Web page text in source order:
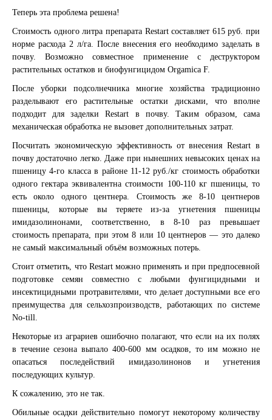
Теперь эта проблема решена!
Стоимость одного литра препарата Restart составляет 615 руб. при
норме расхода 2 л/га. После внесения его необходимо заделать в
почву. Возможно совместное применение с деструктором
растительных остатков и биофунгицидом Orgamica F.
После уборки подсолнечника многие хозяйства традиционно
разделывают его растительные остатки дисками, что вполне
подходит для заделки Restart в почву. Таким образом, сама
механическая обработка не вызовет дополнительных затрат.
Посчитать экономическую эффективность от внесения Restart в
почву достаточно легко. Даже при нынешних невысоких ценах на
пшеницу 4-го класса в районе 11-12 руб./кг стоимость обработки
одного гектара эквивалентна стоимости 100-110 кг пшеницы, то
есть около одного центнера. Стоимость же 8-10 центнеров
пшеницы, которые вы теряете из-за угнетения пшеницы
имидазолинонами, соответственно, в 8-10 раз превышает
стоимость препарата, при этом 8 или 10 центнеров — это далеко
не самый максимальный объём возможных потерь.
Стоит отметить, что Restart можно применять и при предпосевной
подготовке семян совместно с любыми фунгицидными и
инсектицидными протравителями, что делает доступными все его
преимущества для сельхозпроизводств, работающих по системе
No-till.
Некоторые из аграриев ошибочно полагают, что если на их полях
в течение сезона выпало 400-600 мм осадков, то им можно не
опасаться последействий имидазолинонов и угнетения
последующих культур.
К сожалению, это не так.
Обильные осадки действительно помогут некоторому количеству